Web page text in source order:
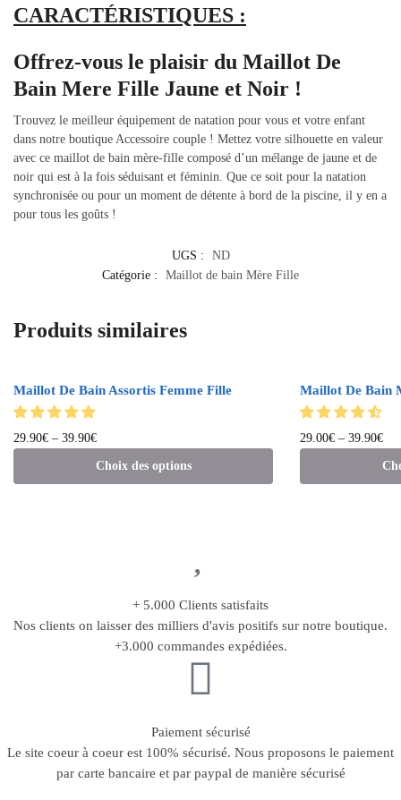
CARACTÉRISTIQUES :
Offrez-vous le plaisir du Maillot De
Bain Mere Fille Jaune et Noir !
Trouvez le meilleur équipement de natation pour vous et votre enfant
dans notre boutique Accessoire couple ! Mettez votre silhouette en valeur
avec ce maillot de bain mère-fille composé d’un mélange de jaune et de
noir qui est à la fois séduisant et féminin. Que ce soit pour la natation
synchronisée ou pour un moment de détente à bord de la piscine, il y en a
pour tous les goûts !
UGS :
ND
Catégorie :
Maillot de bain Mère Fille
Produits similaires
Maillot De Bain Assortis Femme Fille
29.90€ – 39.90€
Choix des options
Maillot De Bain
29.00€ – 39.90€
+ 5.000 Clients satisfaits
Nos clients on laisser des milliers d'avis positifs sur notre boutique.
+3.000 commandes expédiées.
Paiement sécurisé
Le site coeur à coeur est 100% sécurisé. Nous proposons le paiement
par carte bancaire et par paypal de manière sécurisé